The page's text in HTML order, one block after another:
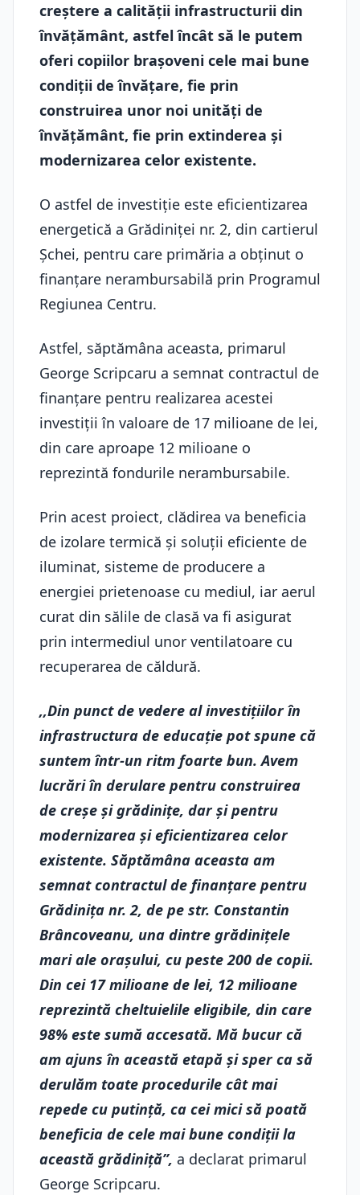
creștere a calității infrastructurii din
învățământ, astfel încât să le putem
oferi copiilor brașoveni cele mai bune
condiții de învățare, fie prin
construirea unor noi unități de
învățământ, fie prin extinderea și
modernizarea celor existente.
O astfel de investiție este eficientizarea
energetică a Grădiniței nr. 2, din cartierul
Șchei, pentru care primăria a obținut o
finanțare nerambursabilă prin Programul
Regiunea Centru.
Astfel, săptămâna aceasta, primarul
George Scripcaru a semnat contractul de
finanțare pentru realizarea acestei
investiții în valoare de 17 milioane de lei,
din care aproape 12 milioane o
reprezintă fondurile nerambursabile.
Prin acest proiect, clădirea va beneficia
de izolare termică și soluții eficiente de
iluminat, sisteme de producere a
energiei prietenoase cu mediul, iar aerul
curat din sălile de clasă va fi asigurat
prin intermediul unor ventilatoare cu
recuperarea de căldură.
,,Din punct de vedere al investițiilor în
infrastructura de educație pot spune că
suntem într-un ritm foarte bun. Avem
lucrări în derulare pentru construirea
de creșe și grădinițe, dar și pentru
modernizarea și eficientizarea celor
existente. Săptămâna aceasta am
semnat contractul de finanțare pentru
Grădinița nr. 2, de pe str. Constantin
Brâncoveanu, una dintre grădinițele
mari ale orașului, cu peste 200 de copii.
Din cei 17 milioane de lei, 12 milioane
reprezintă cheltuielile eligibile, din care
98% este sumă accesată. Mă bucur că
am ajuns în această etapă și sper ca să
derulăm toate procedurile cât mai
repede cu putință, ca cei mici să poată
beneficia de cele mai bune condiții la
această grădiniță”, a declarat primarul
George Scripcaru.